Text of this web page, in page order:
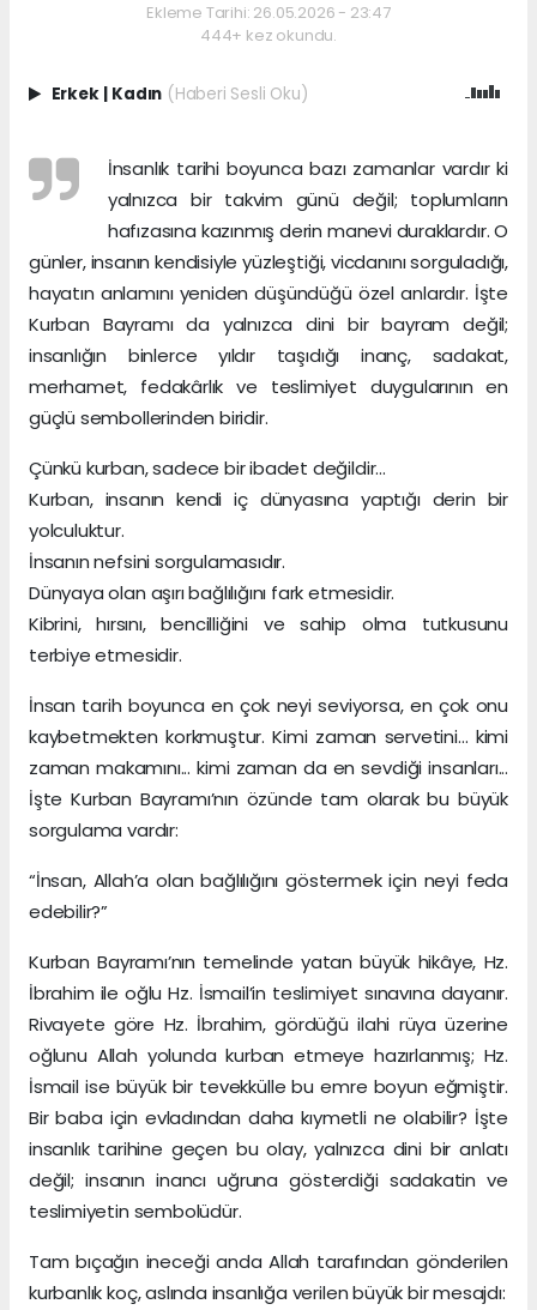
Ekleme Tarihi: 26.05.2026 - 23:47
444+ kez okundu.
Erkek Kadın (Haberi Sesli Oku)
İnsanlık tarihi boyunca bazı zamanlar vardır ki
yalnızca bir takvim günü değil; toplumların
hafızasına kazınmış derin manevi duraklardır. O
günler, insanın kendisiyle yüzleştiği, vicdanını sorguladığı,
hayatın anlamını yeniden düşündüğü özel anlardır. İşte
Kurban Bayramı da yalnızca dini bir bayram değil;
insanlığın binlerce yıldır taşıdığı inanç, sadakat,
merhamet, fedakârlık ve teslimiyet duygularının en
güçlü sembollerinden biridir.
Çünkü kurban, sadece bir ibadet değildir...
Kurban, insanın kendi iç dünyasına yaptığı derin bir
yolculuktur.
İnsanın nefsini sorgulamasıdır.
Dünyaya olan aşırı bağlılığını fark etmesidir.
Kibrini, hırsını, bencilliğini ve sahip olma tutkusunu
terbiye etmesidir.
İnsan tarih boyunca en çok neyi seviyorsa, en çok onu
kaybetmekten korkmuştur. Kimi zaman servetini... kimi
zaman makamını... kimi zaman da en sevdiği insanları...
İşte Kurban Bayramı’nın özünde tam olarak bu büyük
sorgulama vardır:
“İnsan, Allah’a olan bağlılığını göstermek için neyi feda
edebilir?”
Kurban Bayramı’nın temelinde yatan büyük hikâye, Hz.
İbrahim ile oğlu Hz. İsmail’in teslimiyet sınavına dayanır.
Rivayete göre Hz. İbrahim, gördüğü ilahi rüya üzerine
oğlunu Allah yolunda kurban etmeye hazırlanmış; Hz.
İsmail ise büyük bir tevekkülle bu emre boyun eğmiştir.
Bir baba için evladından daha kıymetli ne olabilir? İşte
insanlık tarihine geçen bu olay, yalnızca dini bir anlatı
değil; insanın inancı uğruna gösterdiği sadakatin ve
teslimiyetin sembolüdür.
Tam bıçağın ineceği anda Allah tarafından gönderilen
kurbanlık koç, aslında insanlığa verilen büyük bir mesajdı: